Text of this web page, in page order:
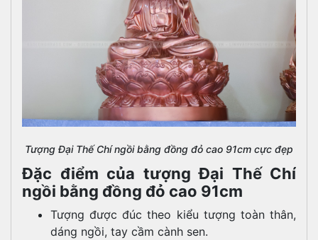
Tượng Đại Thế Chí ngồi bằng đồng đỏ cao 91cm cực đẹp
Đặc điểm của tượng Đại Thế Chí
ngồi bằng đồng đỏ cao 91cm
Tượng được đúc theo kiểu tượng toàn thân,
dáng ngồi, tay cầm cành sen.